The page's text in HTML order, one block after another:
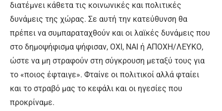
διατέμνει κάθετα τις κοινωνικές και πολιτικές
δυνάμεις της χώρας. Σε αυτή την κατεύθυνση θα
πρέπει να συμπαραταχθούν και οι λαϊκές δυνάμεις που
στο δημοψήφισμα ψήφισαν, ΟΧΙ, ΝΑΙ ή ΑΠΟΧΗ/ΛΕΥΚΟ,
ώστε να μη στραφούν στη σύγκρουση μεταξύ τους για
το «ποιος έφταιγε». Φταίνε οι πολιτικοί αλλά φταίει
και το στραβό μας το κεφάλι και οι ηγεσίες που
προκρίναμε.